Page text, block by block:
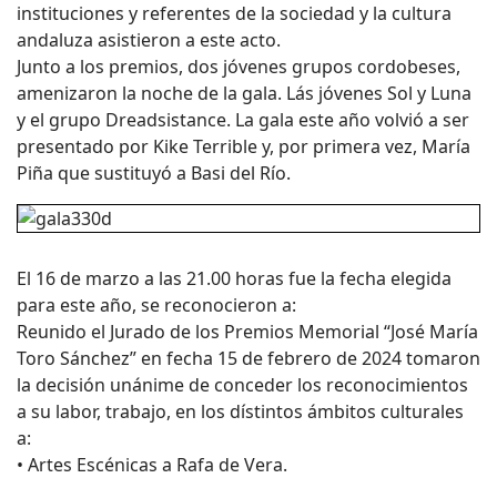
instituciones y referentes de la sociedad y la cultura
andaluza asistieron a este acto.
Junto a los premios, dos jóvenes grupos cordobeses,
amenizaron la noche de la gala. Lás jóvenes Sol y Luna
y el grupo Dreadsistance. La gala este año volvió a ser
presentado por Kike Terrible y, por primera vez, María
Piña que sustituyó a Basi del Río.
El 16 de marzo a las 21.00 horas fue la fecha elegida
para este año, se reconocieron a:
Reunido el Jurado de los Premios Memorial “José María
Toro Sánchez” en fecha 15 de febrero de 2024 tomaron
la decisión unánime de conceder los reconocimientos
a su labor, trabajo, en los dístintos ámbitos culturales
a:
• Artes Escénicas a Rafa de Vera.